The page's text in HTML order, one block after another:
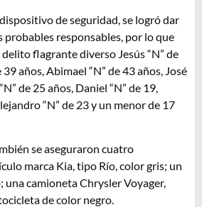
de seguridad, se logró dar
probables responsables, por lo que
flagrante diverso Jesús “N” de
39 años, Abimael “N” de 43 años, José
de 25 años, Daniel “N” de 19,
“N” de 23 y un menor de 17
se aseguraron cuatro
marca Kia, tipo Río, color gris; un
una camioneta Chrysler Voyager,
de color negro.